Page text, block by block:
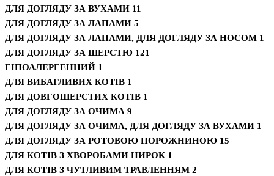
ДЛЯ ДОГЛЯДУ ЗА ВУХАМИ 11
ДЛЯ ДОГЛЯДУ ЗА ЛАПАМИ 5
ДЛЯ ДОГЛЯДУ ЗА ЛАПАМИ, ДЛЯ ДОГЛЯДУ ЗА НОСОМ 1
ДЛЯ ДОГЛЯДУ ЗА ШЕРСТЮ 121
ГІПОАЛЕРГЕННИЙ 1
ДЛЯ ВИБАГЛИВИХ КОТІВ 1
ДЛЯ ДОВГОШЕРСТИХ КОТІВ 1
ДЛЯ ДОГЛЯДУ ЗА ОЧИМА 9
ДЛЯ ДОГЛЯДУ ЗА ОЧИМА, ДЛЯ ДОГЛЯДУ ЗА ВУХАМИ 1
ДЛЯ ДОГЛЯДУ ЗА РОТОВОЮ ПОРОЖНИНОЮ 15
ДЛЯ КОТІВ З ХВОРОБАМИ НИРОК 1
ДЛЯ КОТІВ З ЧУТЛИВИМ ТРАВЛЕННЯМ 2